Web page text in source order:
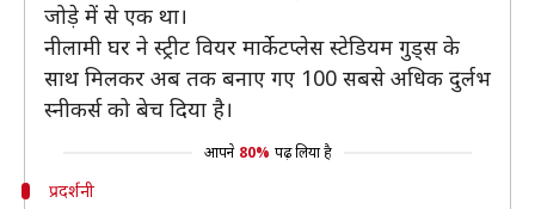
जोड़े में से एक था।
नीलामी घर ने स्ट्रीट वियर मार्केटप्लेस स्टेडियम गुड्स के
साथ मिलकर अब तक बनाए गए 100 सबसे अधिक दुर्लभ
स्नीकर्स को बेच दिया है।
आपने 80% पढ़ लिया है
प्रदर्शनी